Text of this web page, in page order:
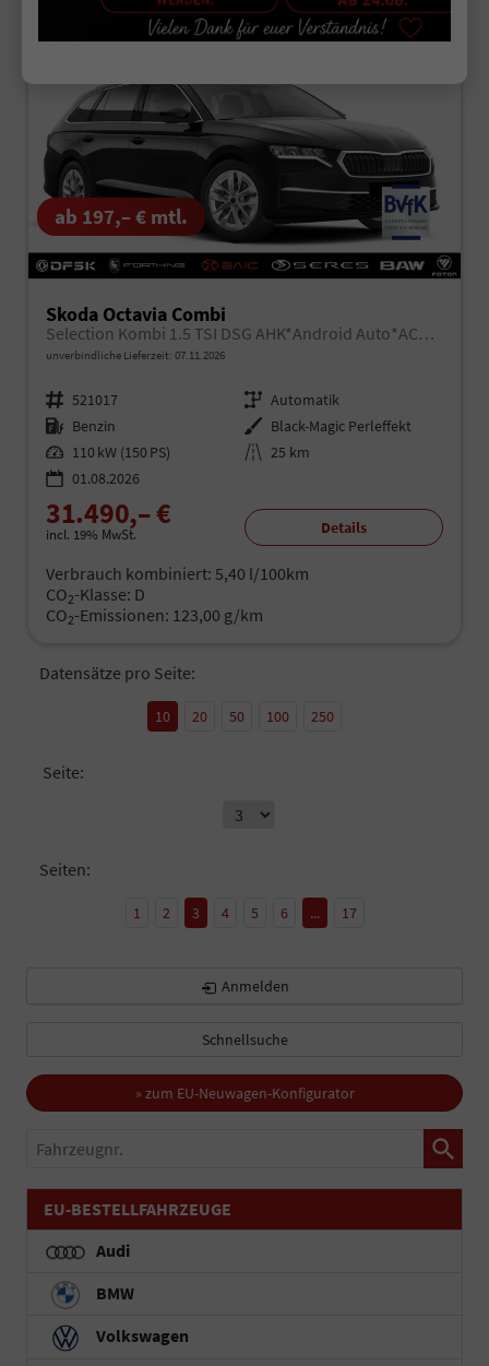
ab 197,– € mtl.
Skoda Octavia Combi
Selection Kombi 1.5 TSI DSG AHK*Android Auto*ACC*SHZ*E-Heck*Keyless*Kamera*2Z Klimaauto
unverbindliche Lieferzeit: 07.11.2026
Fahrzeugnr. 521017 Getriebe Automatik
Kraftstoff Benzin Außenfarbe Black-Magic Perleffekt
Leistung 110 kW (150 PS) Kilometerstand 25 km
01.08.2026
31.490,– €
incl. 19% MwSt.
Sie sparen: 29,9%
Details
Verbrauch kombiniert: 5,40 l/100km
CO2-Klasse: D
CO2-Emissionen: 123,00 g/km
Datensätze pro Seite:
10 20 50 100 250
Seite:
Seiten:
1 2 3 4 5 6 ... 17
Anmelden
Schnellsuche
» zum EU-Neuwagen-Konfigurator
Fahrzeugnr.
EU-BESTELLFAHRZEUGE
Audi
BMW
Volkswagen